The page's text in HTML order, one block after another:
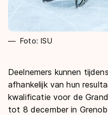
Foto: ISU
Deelnemers kunnen
afhankelijk van hun
kwalificatie voor de
tot 8 december in